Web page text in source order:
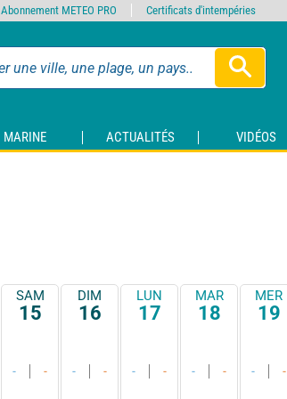
MARINE ACTUALITÉS VIDÉOS
SAM
15
- -
DIM
16
- -
LUN
17
- -
MAR
18
- -
MER
19
- -
Abonnement METEO PRO Certificats d'intempéries